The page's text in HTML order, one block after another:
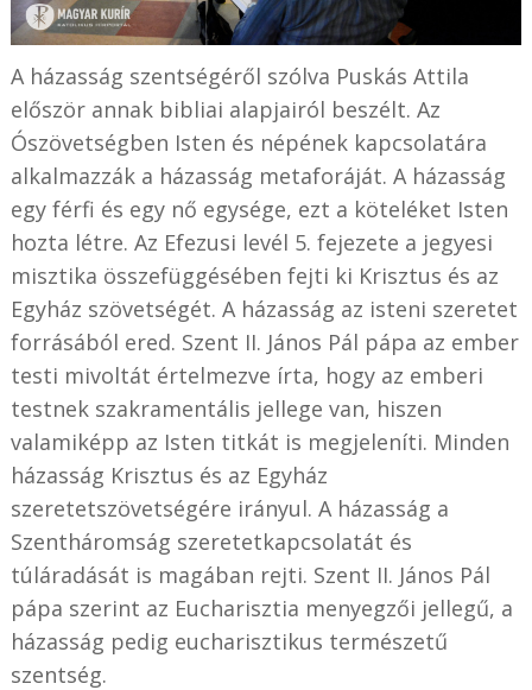
A házasság szentségéről szólva Puskás Attila
először annak bibliai alapjairól beszélt. Az
Ószövetségben Isten és népének kapcsolatára
alkalmazzák a házasság metaforáját. A házasság
egy férfi és egy nő egysége, ezt a köteléket Isten
hozta létre. Az Efezusi levél 5. fejezete a jegyesi
misztika összefüggésében fejti ki Krisztus és az
Egyház szövetségét. A házasság az isteni szeretet
forrásából ered. Szent II. János Pál pápa az ember
testi mivoltát értelmezve írta, hogy az emberi
testnek szakramentális jellege van, hiszen
valamiképp az Isten titkát is megjeleníti. Minden
házasság Krisztus és az Egyház
szeretetszövetségére irányul. A házasság a
Szentháromság szeretetkapcsolatát és
túláradását is magában rejti. Szent II. János Pál
pápa szerint az Eucharisztia menyegzői jellegű, a
házasság pedig eucharisztikus természetű
szentség.